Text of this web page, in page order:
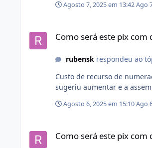
Agosto 7, 2025 em 13:42Ago
Como será este pix
rubenskrespondeu ao
Custo de recurso de
sugeriu aumentar e a
Agosto 6, 2025 em 15:10Ago
Como será este pix